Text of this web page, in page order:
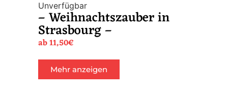
Unverfügbar
– Weihnachtszauber in
Strasbourg –
ab11,50€
Mehr anzeigen